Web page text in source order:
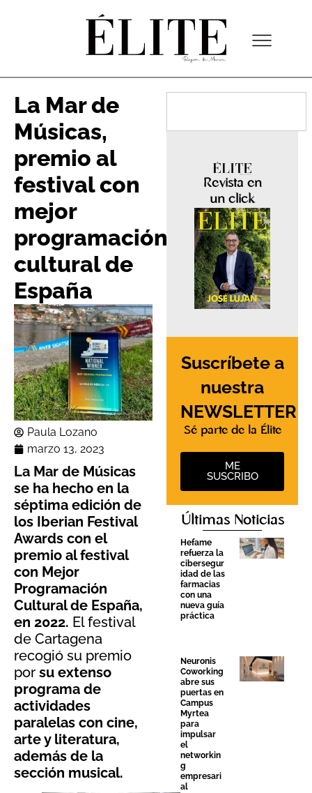
La Mar de
Músicas,
premio al
festival con
mejor
programación
cultural de
España
Paula Lozano
marzo 13, 2023
La Mar de Músicas
se ha hecho en la
séptima edición de
los Iberian Festival
Awards con el
premio al festival
con Mejor
Programación
Cultural de España,
en 2022. El festival
de Cartagena
recogió su premio
por su extenso
programa de
actividades
paralelas con cine,
arte y literatura,
además de la
sección musical.
Revista en
un click
Suscríbete a
nuestra
NEWSLETTER
Sé parte de la Élite
ME
SUSCRIBO
Últimas Noticias
Hefame
refuerza la
cibersegur
idad de las
farmacias
con una
nueva guía
práctica
Neuronis
Coworking
abre sus
puertas en
Campus
Myrtea
para
impulsar
el
networkin
g
empresari
al